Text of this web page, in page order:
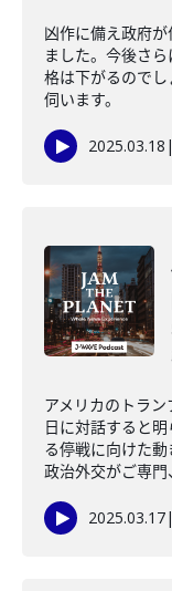
凶作に備え政府
ました。今後さ
格は下がるので
伺います。
2025.03.18 |
アメリカのトラ
日に対話すると
る停戦に向けた
政治外交がご専
2025.03.17|